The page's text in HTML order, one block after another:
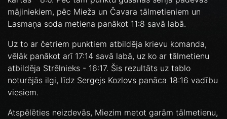
mājiniekiem, pēc Mieža un Čavara tālmetieniem un
Lasmaņa soda metiena panākot 11:8 savā labā.
Uz to ar četriem punktiem atbildēja krievu komanda,
vēlāk panākot arī 17:14 savā labā, uz ko ar tālmetienu
atbildēja Strēlnieks - 16:17. Šis rezultāts uz tablo
noturējās ilgi, līdz Sergejs Kozlovs panāca 18:16 vadību
viesiem.
Atspēlēties neizdevās, Miezim metot garām tālmetienu,